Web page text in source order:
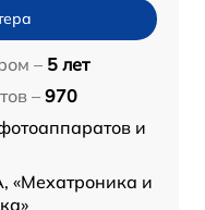
– 5 лет
– 970
и
и